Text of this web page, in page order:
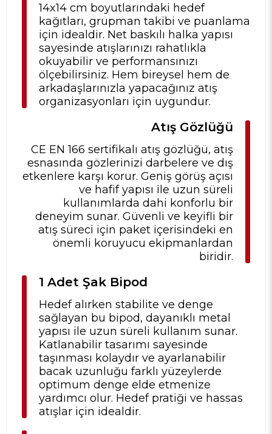
14x14 cm boyutlarındaki hedef
kağıtları, grupman takibi ve puanlama
için idealdir. Net baskılı halka yapısı
sayesinde atışlarınızı rahatlıkla
okuyabilir ve performansınızı
ölçebilirsiniz. Hem bireysel hem de
arkadaşlarınızla yapacağınız atış
organizasyonları için uygundur.
Atış Gözlüğü
CE EN 166 sertifikalı atış gözlüğü, atış
esnasında gözlerinizi darbelere ve dış
etkenlere karşı korur. Geniş görüş açısı
ve hafif yapısı ile uzun süreli
kullanımlarda dahi konforlu bir
deneyim sunar. Güvenli ve keyifli bir
atış süreci için paket içerisindeki en
önemli koruyucu ekipmanlardan
biridir.
1 Adet Şak Bipod
Hedef alırken stabilite ve denge
sağlayan bu bipod, dayanıklı metal
yapısı ile uzun süreli kullanım sunar.
Katlanabilir tasarımı sayesinde
taşınması kolaydır ve ayarlanabilir
bacak uzunluğu farklı yüzeylerde
optimum denge elde etmenize
yardımcı olur. Hedef pratiği ve hassas
atışlar için idealdir.